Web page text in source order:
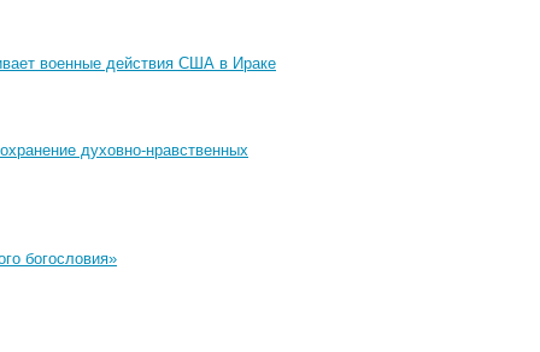
военные действия США в Ираке
духовно-нравственных
богословия»